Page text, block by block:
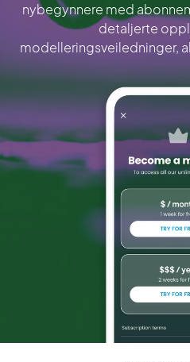
nybegynnere med
detaljerte
modelleringsveiledninger,